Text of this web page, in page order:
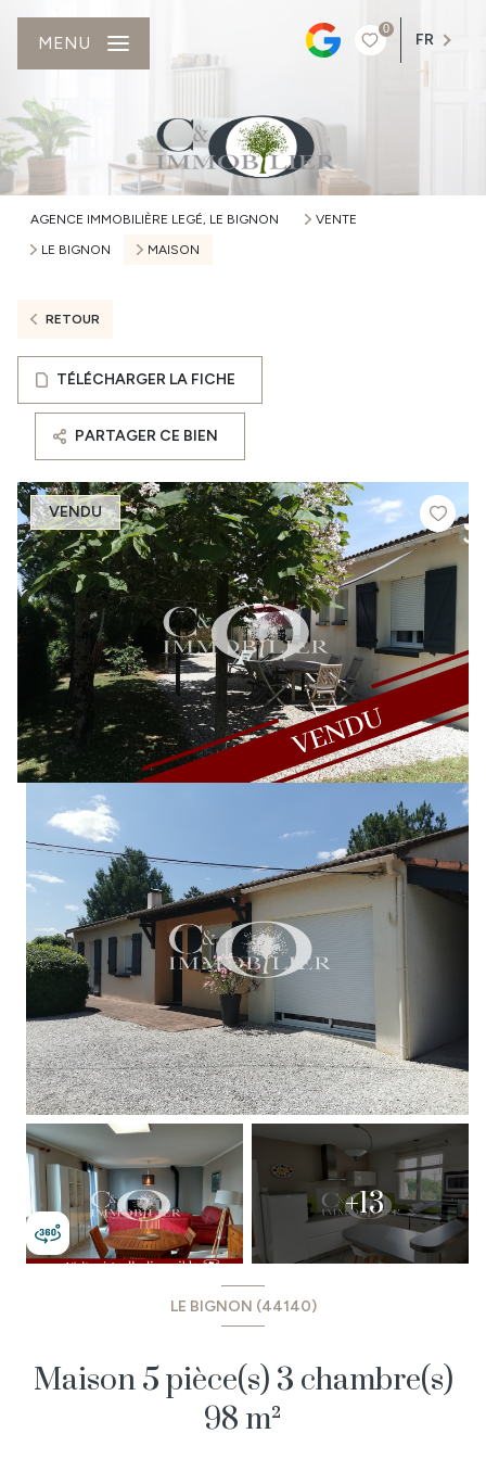
0
FR
MENU
AGENCE IMMOBILIÈRE LEGÉ, LE BIGNON
VENTE
LE BIGNON
MAISON
RETOUR
TÉLÉCHARGER LA FICHE
PARTAGER CE BIEN
VENDU
+13
LE BIGNON (44140)
Maison 5 pièce(s) 3 chambre(s)
98 m²